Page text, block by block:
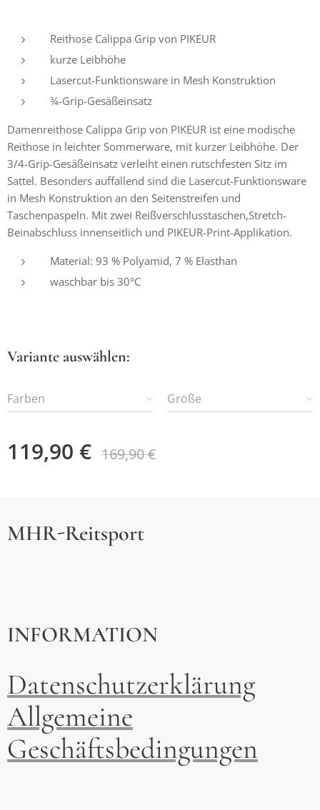
Reithose Calippa Grip von PIKEUR
kurze Leibhöhe
Lasercut-Funktionsware in Mesh Konstruktion
¾-Grip-Gesäßeinsatz
Damenreithose Calippa Grip von PIKEUR ist eine modische
Reithose in leichter Sommerware, mit kurzer Leibhöhe. Der
3/4-Grip-Gesäßeinsatz verleiht einen rutschfesten Sitz im
Sattel. Besonders auffallend sind die Lasercut-Funktionsware
in Mesh Konstruktion an den Seitenstreifen und
Taschenpaspeln. Mit zwei Reißverschlusstaschen,Stretch-
Beinabschluss innenseitlich und PIKEUR-Print-Applikation.
Material: 93 % Polyamid, 7 % Elasthan
waschbar bis 30°C
Variante auswählen:
Farben Größe
119,90 € 169,90€
MHR-Reitsport
INFORMATION
Datenschutzerklärung
Allgemeine
Geschäftsbedingungen